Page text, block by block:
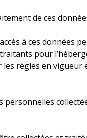
de ces
à ces données
pour
règles en
personnelles